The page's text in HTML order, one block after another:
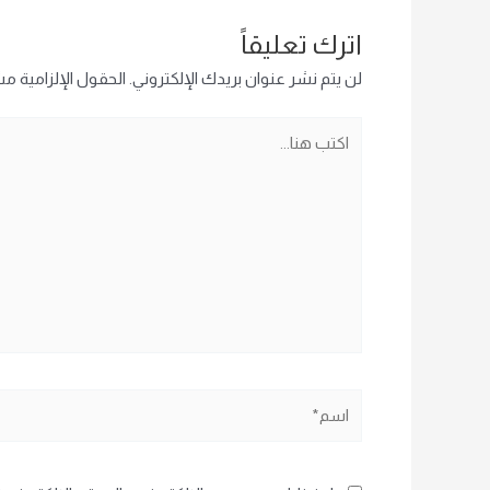
اترك تعليقاً
لن يتم نشر عنوان بريدك الإلكتروني. الحقول الإلزامية
هنا...